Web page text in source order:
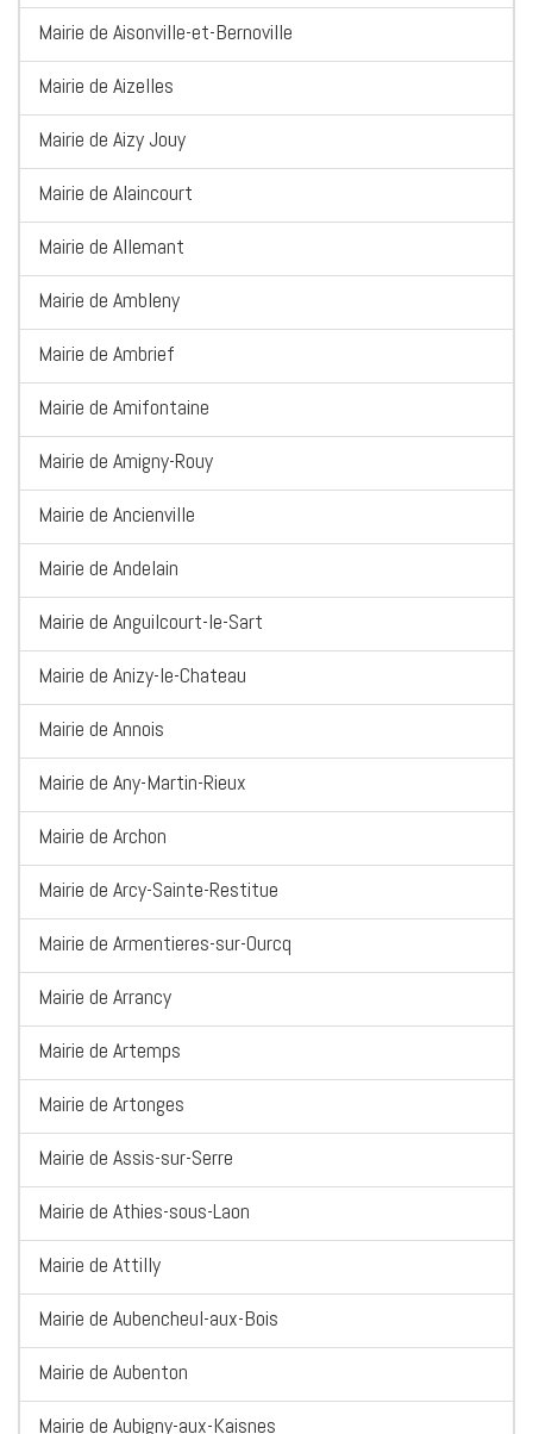
Mairie de Aisonville-et-Bernoville
Mairie de Aizelles
Mairie de Aizy Jouy
Mairie de Alaincourt
Mairie de Allemant
Mairie de Ambleny
Mairie de Ambrief
Mairie de Amifontaine
Mairie de Amigny-Rouy
Mairie de Ancienville
Mairie de Andelain
Mairie de Anguilcourt-le-Sart
Mairie de Anizy-le-Chateau
Mairie de Annois
Mairie de Any-Martin-Rieux
Mairie de Archon
Mairie de Arcy-Sainte-Restitue
Mairie de Armentieres-sur-Ourcq
Mairie de Arrancy
Mairie de Artemps
Mairie de Artonges
Mairie de Assis-sur-Serre
Mairie de Athies-sous-Laon
Mairie de Attilly
Mairie de Aubencheul-aux-Bois
Mairie de Aubenton
Mairie de Aubigny-aux-Kaisnes